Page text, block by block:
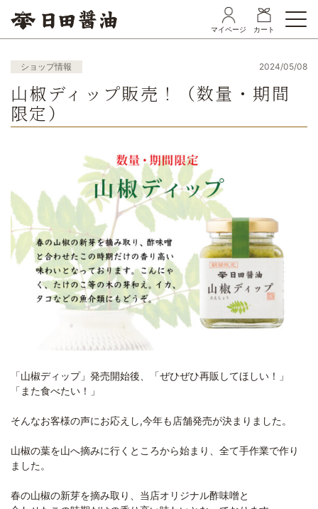
カート
マイページ
ショップ情報 2024/05/08
山椒ディップ販売！（数量・期間
限定）
「山椒ディップ」発売開始後、「ぜひぜひ再販してほしい！」
「また食べたい！」
そんなお客様の声にお応えし,今年も店舗発売が決まりました。
山椒の葉を山へ摘みに行くところから始まり、全て手作業で作り
ました。
春の山椒の新芽を摘み取り、当店オリジナル酢味噌と